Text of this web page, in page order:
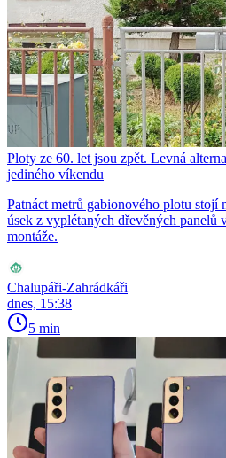
Ploty ze 60. let jsou zpět. Levná
jediného víkendu
Patnáct metrů gabionového plotu
úsek z vyplétaných dřevěných panelů
montáže.
Chalupáři-Zahrádkáři
dnes, 15:38
5 min